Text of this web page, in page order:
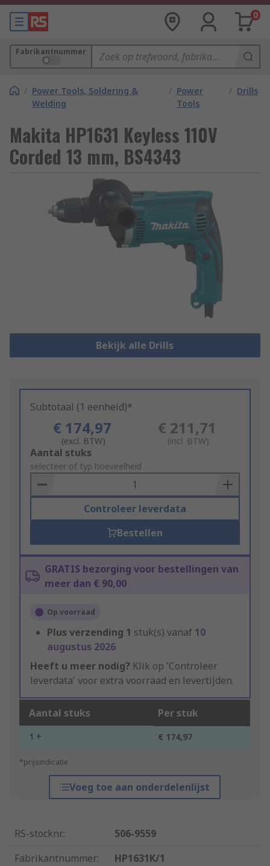
0
Fabrikantnummer
/ Power Tools, Soldering &
Welding
/ Power
Tools
/ Drills
Makita HP1631 Keyless 110V
Corded 13 mm, BS4343
Bekijk alle Drills
Subtotaal (1 eenheid)*
€ 174,97
(excl. BTW)
€ 211,71
(incl. BTW)
Add
to
Basket
Aantal stuks
selecteer of typ hoeveelheid
Controleer leverdata
Bestellen
GRATIS bezorging voor bestellingen van
meer dan € 90,00
Op voorraad
Plus verzending 1 stuk(s) vanaf 10
augustus 2026
Heeft u meer nodig? Klik op 'Controleer
leverdata' voor extra voorraad en levertijden.
Aantal stuks Per stuk
1 + € 174,97
*prijsindicatie
Voeg toe aan onderdelenlijst
RS-stocknr.:
506-9559
Fabrikantnummer:
HP1631K/1